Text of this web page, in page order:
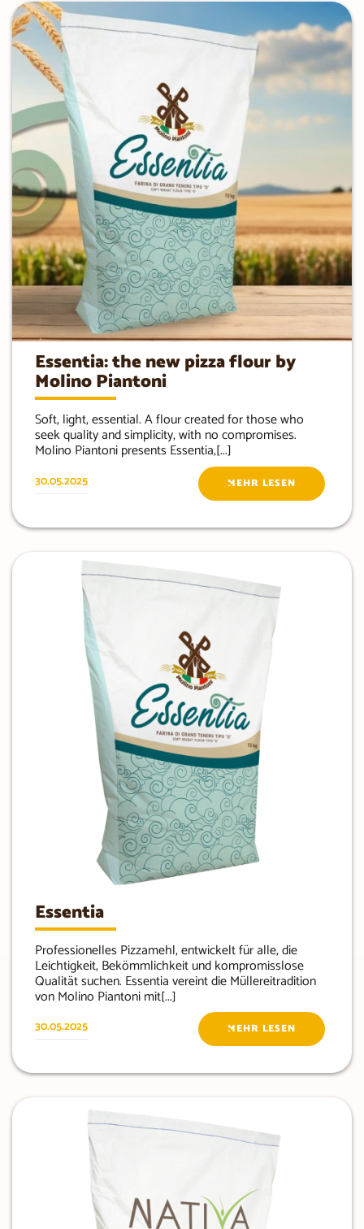
Essentia: the new pizza flour by
Molino Piantoni
Soft, light, essential. A flour created for those who
seek quality and simplicity, with no compromises.
Molino Piantoni presents Essentia,[...]
30.05.2025 MEHR LESEN
Essentia
Professionelles Pizzamehl, entwickelt für alle, die
Leichtigkeit, Bekömmlichkeit und kompromisslose
Qualität suchen. Essentia vereint die Müllereitradition
von Molino Piantoni mit[...]
30.05.2025 MEHR LESEN